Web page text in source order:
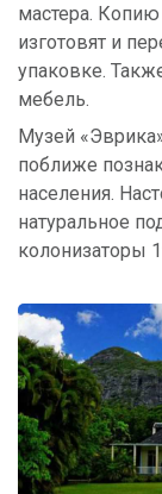
мастера.
изготовят и
упаковке.
мебель.
Музей
поближе
населения.
натуральное
колонизаторы